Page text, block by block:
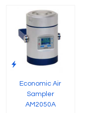
Economic Air
Sampler
AM2050A